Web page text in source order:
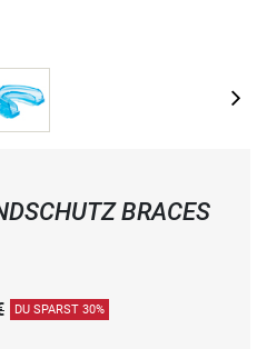
BRACES
DU SPARST 30%